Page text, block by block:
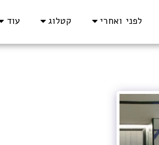
לפני ואחרי קטלוג עוד